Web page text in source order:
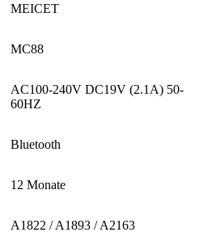
MEICET
MC88
AC100-240V DC19V (2.1A) 50-
60HZ
Bluetooth
12 Monate
A1822 / A1893 / A2163